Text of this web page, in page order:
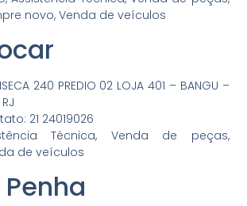
novo, Venda de veículos
240 PREDIO 02 LOJA 401 – BANGU –
21 24019026
Técnica, Venda de peças,
de veículos